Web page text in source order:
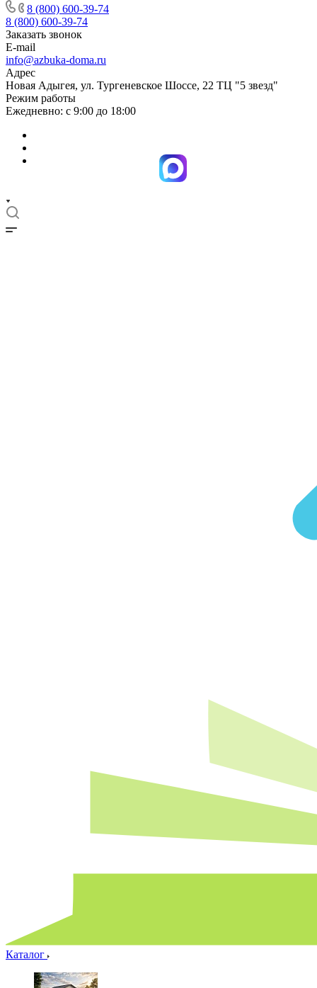
8 (800) 600-39-74
8 (800) 600-39-74
Заказать звонок
E-mail
info@azbuka-doma.ru
Адрес
Новая Адыгея, ул. Тургеневское Шоссе, 22 ТЦ "5 звезд"
Режим работы
Ежедневно: с 9:00 до 18:00
Каталог